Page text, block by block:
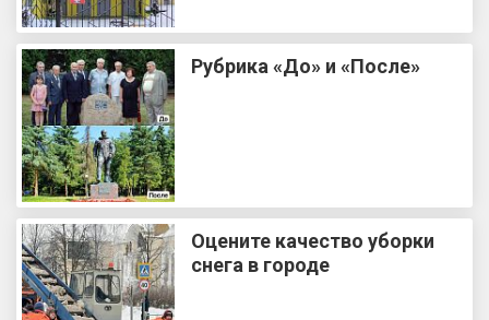
Рубрика «До» и «После»
Оцените качество уборки
снега в городе